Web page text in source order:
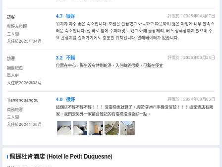
訪客
與好友旅遊
三人間
入住於2025年04月
4.7 很好
評價於：2025年04月07日
위치가 아주 좋은 숙소입니다. 호텔은 깔끔했고 아늑하고 따뜻하여 짧은 여행에 너무 만족스
러운 숙소입니다. 집 바로 앞에 수퍼마켓도 있고 아래 블랑제리, 버스 정류장까지 있으며 주
요 관광지를 걸어가기에도 충분한 위치입니다. 엘레베이터가 없습니다.
訪客
獨自旅遊
單人房
入住於2025年03月
3.2 不錯
評價於：2025年03月24日
位置在中心，衞生沒有特別乾淨，入住時間很晚，但勝在便宜
Tianfenquangou
商務旅客
三人間
入住於2024年08月
4.0 很好
評價於：2024年09月05日
這個店不好不好不好！！！ 沒電梯也就算了，房間沒WiFi手機沒信號！！！ 這家酒店有兩
家，我們去另外一家前台登記的有電梯環境會好一點。
佩提杜肯酒店(Hotel le Petit Duquesne)